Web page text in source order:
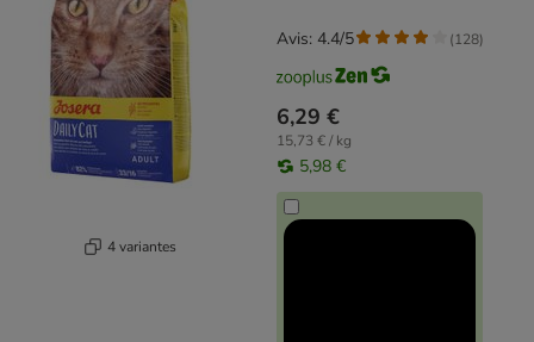
4 variantes
6,29 €
15,73 € / kg
5,98 €
Avis: 4.4/5 (128)